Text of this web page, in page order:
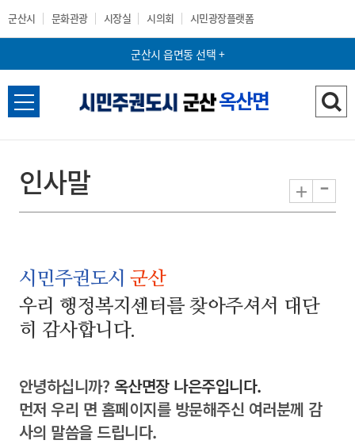
군산시 문화관광 시장실 시의회 시민광장플랫폼
군산시 읍면동 선택 +
옥산면
전
뉴
열
검
인사말 + -
시민주권도시 군산
우리 행정복지센터를 찾아주셔서 대단
히 감사합니다.
안녕하십니까? 옥산면장 나은주입니다.
먼저 우리 면 홈페이지를 방문해주신 여러분께 감
사의 말씀을 드립니다.